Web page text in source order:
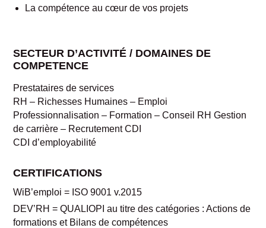
La compétence au cœur de vos projets
SECTEUR D’ACTIVITÉ / DOMAINES DE
COMPETENCE
Prestataires de services
RH – Richesses Humaines – Emploi
Professionnalisation – Formation – Conseil RH Gestion
de carrière – Recrutement CDI
CDI d’employabilité
CERTIFICATIONS
WiB’emploi = ISO 9001 v.2015
DEV’RH = QUALIOPI au titre des catégories : Actions de
formations et Bilans de compétences